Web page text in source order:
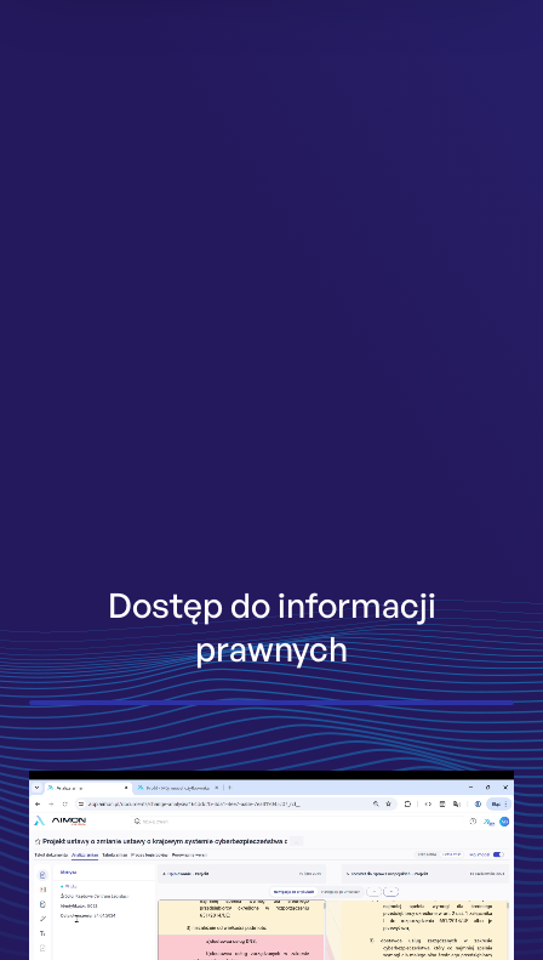
Dostęp do informacji
prawnych